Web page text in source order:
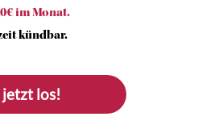
im Monat.
kündbar.
jetzt los!